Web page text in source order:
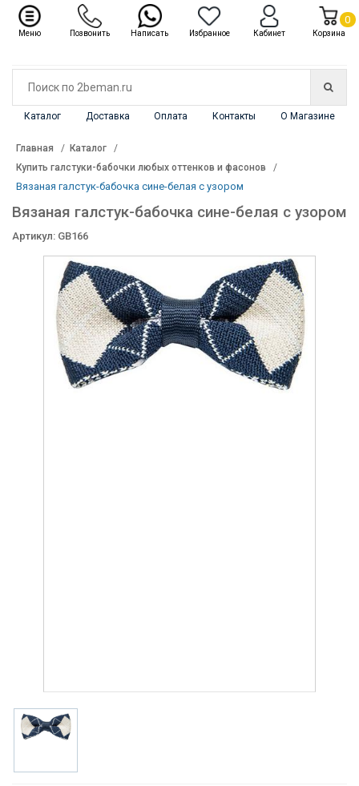
Каталог Доставка Оплата Контакты О Магазине
Каталог ✖
Главная
Каталог
Купить галстуки-бабочки любых оттенков и фасонов
Вязаная галстук-бабочка сине-белая с узором
Вязаная галстук-бабочка сине-белая с узором
Артикул: GB166
Меню Позвонить Написать Избранное Кабинет Корзина
0